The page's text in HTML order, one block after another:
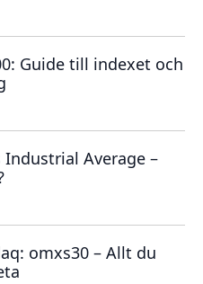
Guide till indexet och
Industrial Average –
omxs30 – Allt du